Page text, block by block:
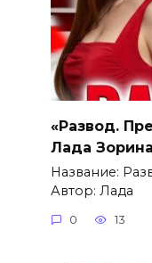
«Развод.
Лада Зорина
Название:
Автор: Лада
0 13